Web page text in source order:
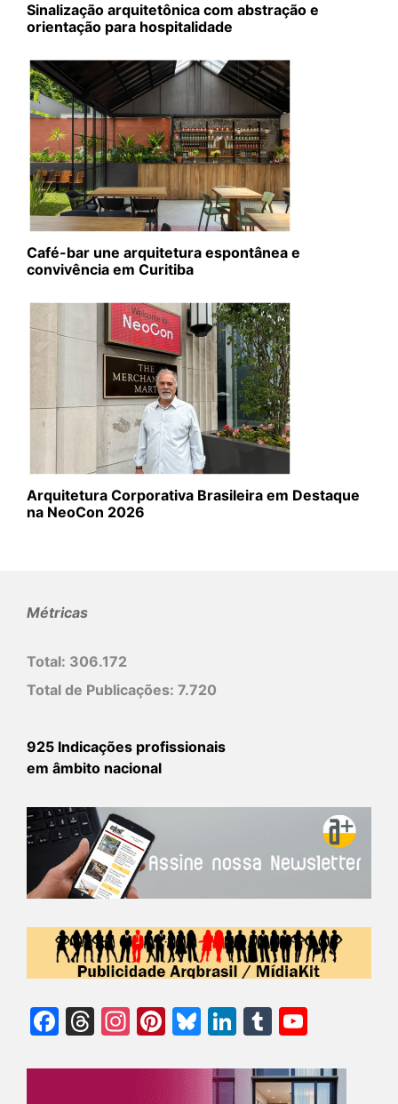
Sinalização arquitetônica com abstração e
orientação para hospitalidade
Café-bar une arquitetura espontânea e
convivência em Curitiba
Arquitetura Corporativa Brasileira em Destaque
na NeoCon 2026
Métricas
Total: 306.172
Total de Publicações: 7.720
925 Indicações profissionais
em âmbito nacional
Facebook
Threads
Instagram
Pinterest
Bluesky
LinkedIn
Tumblr